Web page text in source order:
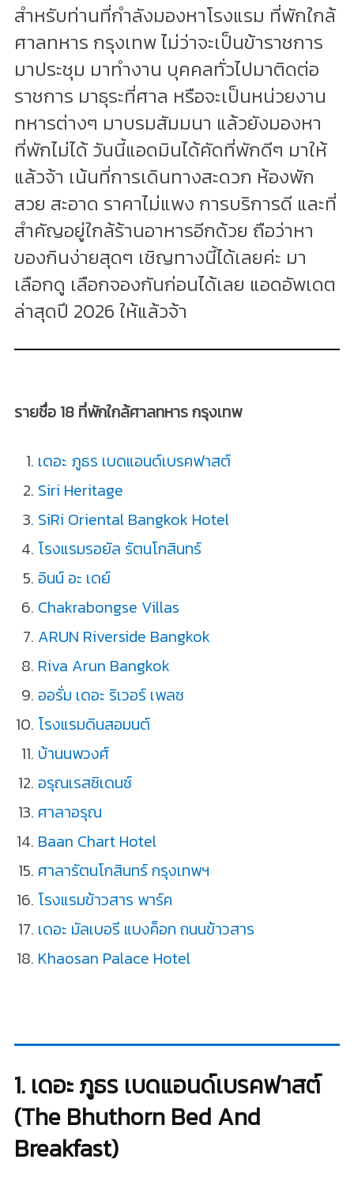
สำหรับท่านที่กำลังมองหาโรงแรม ที่พักใกล้
ศาลทหาร กรุงเทพ ไม่ว่าจะเป็นข้าราชการ
มาประชุม มาทำงาน บุคคลทั่วไปมาติดต่อ
ราชการ มาธุระที่ศาล หรือจะเป็นหน่วยงาน
ทหารต่างๆ มาบรมสัมมนา แล้วยังมองหา
ที่พักไม่ได้ วันนี้แอดมินได้คัดที่พักดีๆ มาให้
แล้วจ้า เน้นที่การเดินทางสะดวก ห้องพัก
สวย สะอาด ราคาไม่แพง การบริการดี และที่
สำคัญอยู่ใกล้ร้านอาหารอีกด้วย ถือว่าหา
ของกินง่ายสุดๆ เชิญทางนี้ได้เลยค่ะ มา
เลือกดู เลือกจองกันก่อนได้เลย แอดอัพเดต
ล่าสุดปี 2026 ให้แล้วจ้า
รายชื่อ 18 ที่พักใกล้ศาลทหาร กรุงเทพ
เดอะ ภูธร เบดแอนด์เบรคฟาสต์
Siri Heritage
SiRi Oriental Bangkok Hotel
โรงแรมรอยัล รัตนโกสินทร์
อินน์ อะ เดย์
Chakrabongse Villas
ARUN Riverside Bangkok
Riva Arun Bangkok
ออรั่ม เดอะ ริเวอร์ เพลซ
โรงแรมดินสอมนต์
บ้านนพวงศ์
อรุณเรสซิเดนซ์
ศาลาอรุณ
Baan Chart Hotel
ศาลารัตนโกสินทร์ กรุงเทพฯ
โรงแรมข้าวสาร พาร์ค
เดอะ มัลเบอรี แบงค็อก ถนนข้าวสาร
Khaosan Palace Hotel
1. เดอะ ภูธร เบดแอนด์เบรคฟาสต์
(The Bhuthorn Bed And
Breakfast)